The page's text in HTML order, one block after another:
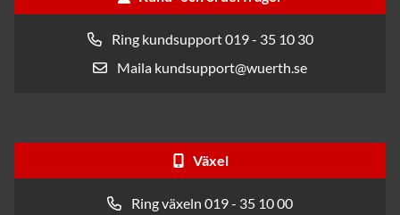
Ring kundsupport 019 - 35 10 30
Maila kundsupport@wuerth.se
Växel
Ring växeln 019 - 35 10 00